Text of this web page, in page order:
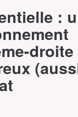
:
droite